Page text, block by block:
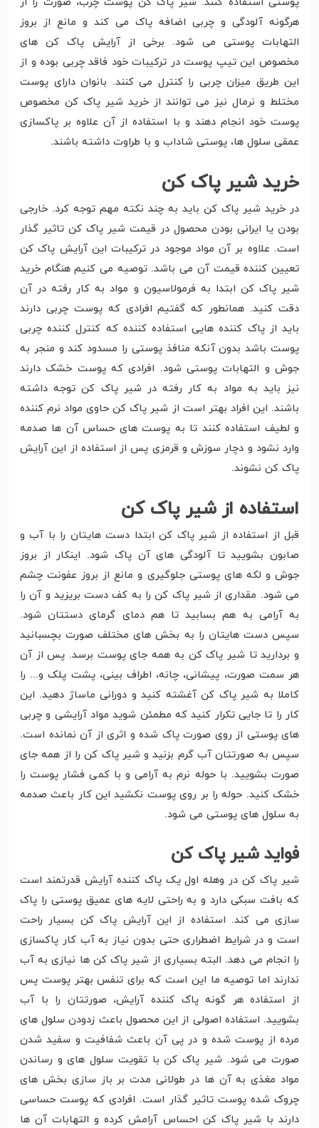
هرگونه آلودگی و چربی اضافه پاک می کند و مانع از بروز
التهابات پوستی می شود. برخی از آرایش پاک کن های
مخصوص این تیپ پوست در ترکیبات خود فاقد چربی بوده و از
این طریق میزان چربی را کنترل می کنند. بانوان دارای پوست
مختلط و نرمال نیز می توانند از خرید شیر پاک کن مخصوص
پوست خود انجام دهند و با استفاده از آن علاوه بر پاکسازی
عمقی سلول ها، پوستی شاداب و با طراوت داشته باشند.
خرید شیر پاک کن
در خرید شیر پاک کن باید به چند نکته مهم توجه کرد. خارجی
بودن یا ایرانی بودن محصول در قیمت شیر پاک کن تاثیر گذار
است. علاوه بر آن مواد موجود در ترکیبات این آرایش پاک کن
تعیین کننده قیمت آن می باشد. توصیه می کنیم هنگام خرید
شیر پاک کن ابتدا به فرمولاسیون و مواد به کار رفته در آن
دقت کنید. همانطور که گفتیم افرادی که پوست چربی دارند
باید از پاک کننده هایی استفاده کننده که کنترل کننده چربی
پوست باشد بدون آنکه منافذ پوستی را مسدود کند و منجر به
جوش و التهابات پوستی شود. افرادی که پوست خشک دارند
نیز باید به مواد به کار رفته در شیر پاک کن توجه داشته
باشند. این افراد بهتر است از شیر پاک کن حاوی مواد نرم کننده
و لطیف استفاده کنند تا به پوست های حساس آن ها صدمه
وارد نشود و دچار سوزش و قرمزی پس از استفاده از این آرایش
پاک کن نشوند.
استفاده از شیر پاک کن
قبل از استفاده از شیر پاک کن ابتدا دست هایتان را با آب و
صابون بشویید تا آلودگی های آن پاک شود. اینکار از بروز
جوش و لکه های پوستی جلوگیری و مانع از بروز عفونت چشم
می شود. مقداری از شیر پاک کن را به کف دست بریزید و آن را
به آرامی به هم بسابید تا هم دمای گرمای دستتان شود.
سپس دست هایتان را به بخش های مختلف صورت بچسبانید
و بردارید تا شیر پاک کن به همه جای پوست برسد. پس از آن
هر سمت صورت، پیشانی، چانه، اطراف بینی، پشت پلک و... را
کاملا به شیر پاک کن آغشته کنید و دورانی ماساژ دهید. این
کار را تا جایی تکرار کنید که مطمئن شوید مواد آرایشی و چربی
های پوستی از روی صورت پاک شده و اثری از آن نمانده است.
سپس به صورتتان آب گرم بزنید و شیر پاک کن را از همه جای
صورت بشویید. با حوله نرم به آرامی و با کمی فشار پوست را
خشک کنید. حوله را بر روی پوست نکشید این کار باعث صدمه
به سلول های پوستی می شود.
فواید شیر پاک کن
شیر پاک کن در وهله اول یک پاک کننده آرایش قدرتمند است
که بافت سبکی دارد و به راحتی لایه های عمیق پوستی را پاک
سازی می کند. استفاده از این آرایش پاک کن بسیار راحت
است و در شرایط اضطراری حتی بدون نیاز به آب کار پاکسازی
را انجام می دهد. البته بسیاری از شیر پاک کن ها نیازی به آب
ندارند اما توصیه ما این است که برای تنفس بهتر پوست پس
از استفاده هر گونه پاک کننده آرایش، صورتتان را با آب
بشویید. استفاده اصولی از این محصول باعث زدودن سلول های
مرده از پوست شده و در پی آن باعث شفافیت و سفید شدن
صورت می شود. شیر پاک کن با تقویت سلول های و رساندن
مواد مغذی به آن ها در طولانی مدت بر باز سازی بخش های
چروک شده پوست تاثیر گذار است. افرادی که پوست حساسی
دارند با شیر پاک کن احساس آرامش کرده و التهابات آن ها